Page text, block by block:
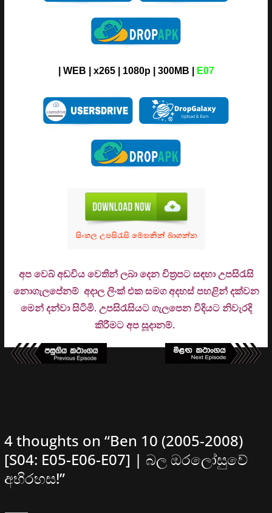
| WEB | x265 | 1080p | 300MB | E07
අප වෙබ් අඩවිය වෙතින් ලබා දෙන චිත්‍රපට සඳහා උපසිරැසි
නොගැලපේනම් අදාල ලිංක් එක සමග අදහස් පහළින් දක්වන
මෙන් දන්වා සිටිමි. උපසිරැසියට ගැලපෙන විදියට නිවැරදි
කිරීමට අප සූදානම්.
4 thoughts on “Ben 10 (2005-2008)
[S04: E05-E06-E07] | බල ඔරලෝසුවේ
අභිරහස!”